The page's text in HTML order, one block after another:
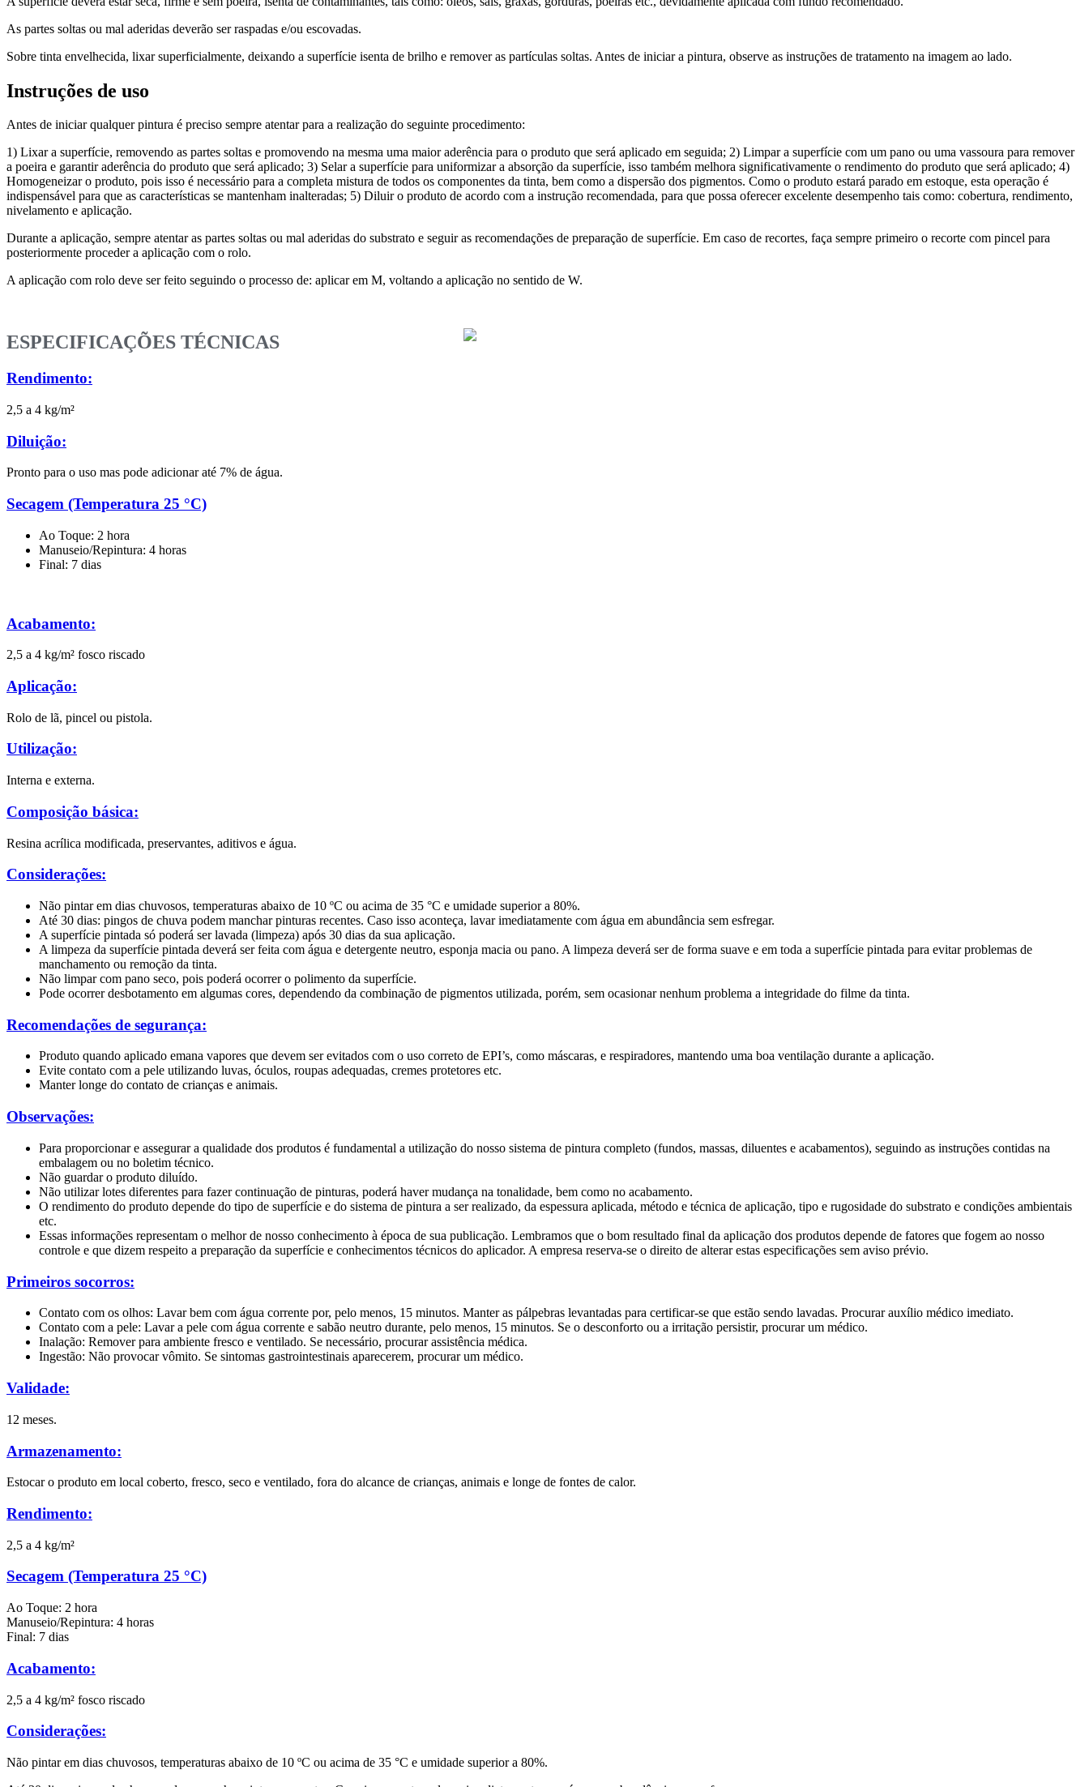
As partes soltas ou mal aderidas deverão ser raspadas e/ou escovadas.
Sobre tinta envelhecida, lixar superficialmente, deixando a superfície isenta de brilho e remover as partículas soltas. Antes de iniciar a pintura, observe as instruções de tratamento na imagem ao lado.
Instruções de uso
Antes de iniciar qualquer pintura é preciso sempre atentar para a realização do seguinte procedimento:
1) Lixar a superfície, removendo as partes soltas e promovendo na mesma uma maioraderência para o produto que será aplicado em seguida; 2) Limpar a superfície com um pano ou uma vassoura para remover
a poeira e garantir aderência do produto que será aplicado; 3) Selar a superfície para uniformizar a absorção da superfície, isso também melhora significativamente o rendimento do produto que será aplicado; 4)
Homogeneizar o produto, pois isso é necessário para a completa mistura de todos os componentes da tinta, bem como a dispersão dos pigmentos. Como o produto estará parado em estoque, esta operação é
indispensável para que as características se mantenham inalteradas; 5) Diluir o produto de acordo com a instrução recomendada, para que possa oferecer excelente desempenho tais como: cobertura, rendimento,
nivelamento e aplicação.
Durante a aplicação, sempre atentar as partes soltas ou mal aderidas do substrato e seguir as recomendações de preparação de superfície. Em caso de recortes, faça sempre primeiro o recorte com pincel para
posteriormente proceder a aplicação com o rolo.
A aplicação com rolo deve ser feito seguindo o processo de: aplicar em M, voltando a aplicação no sentido de W.
ESPECIFICAÇÕES TÉCNICAS
Rendimento:
2,5 a 4 kg/m²
Diluição:
Pronto para o uso mas pode adicionar até 7% de água.
Secagem (Temperatura 25 °C)
Ao Toque: 2 hora
Manuseio/Repintura: 4 horas
Final: 7 dias
Acabamento:
2,5 a 4 kg/m² fosco riscado
Aplicação:
Rolo de lã, pincel ou pistola.
Utilização:
Interna e externa.
Composição básica:
Resina acrílica modificada, preservantes, aditivos e água.
Considerações:
Não pintar em dias chuvosos, temperaturas abaixo de 10 ºC ou acima de 35 °C e umidade superior a 80%.
Até 30 dias: pingos de chuva podem manchar pinturas recentes. Caso isso aconteça, lavarimediatamente com água em abundância sem esfregar.
A superfície pintada só poderá ser lavada (limpeza) após 30 dias da sua aplicação.
A limpeza da superfície pintada deverá ser feita com água e detergente neutro, esponja macia ou pano. A limpeza deverá ser de forma suave e em toda a superfície pintada para evitar problemas de
manchamento ou remoção da tinta.
Não limpar com pano seco, pois poderá ocorrer o polimento da superfície.
Pode ocorrer desbotamento em algumas cores, dependendo da combinação de pigmentos utilizada, porém, sem ocasionar nenhum problema a integridade do filme da tinta.
Recomendações de segurança:
Produto quando aplicado emana vapores que devem ser evitados com o uso correto de EPI’s, como máscaras, e respiradores, mantendo uma boa ventilação durante a aplicação.
Evite contato com a pele utilizando luvas, óculos, roupas adequadas, cremes protetores etc.
Manter longe do contato de crianças e animais.
Observações:
Para proporcionar e assegurar a qualidade dos produtos é fundamental a utilização do nosso sistema de pintura completo (fundos, massas, diluentes e acabamentos), seguindo as instruções contidas na
embalagem ou no boletim técnico.
Não guardar o produto diluído.
Não utilizar lotes diferentes para fazer continuação de pinturas, poderá haver mudança na tonalidade, bem como no acabamento.
O rendimento do produto depende do tipo de superfície e do sistema de pintura a serrealizado, da espessura aplicada, método e técnica de aplicação, tipo e rugosidade do substrato e condições ambientais
etc.
Essas informações representam o melhor de nosso conhecimento à época de sua publicação. Lembramos que o bom resultado final da aplicação dos produtos depende de fatores que fogem ao nosso
controle e que dizem respeito a preparação da superfície e conhecimentos técnicos do aplicador. A empresa reserva-se o direito de alterar estas especificações sem aviso prévio.
Primeiros socorros:
Contato com os olhos: Lavar bem com água corrente por, pelo menos, 15 minutos. Manter as pálpebras levantadas para certificar-se que estão sendo lavadas. Procurar auxílio médico imediato.
Contato com a pele: Lavar a pele com água corrente e sabão neutro durante, pelo menos, 15 minutos. Se o desconforto ou a irritação persistir, procurarum médico.
Inalação: Remover para ambiente fresco e ventilado. Se necessário, procurarassistência médica.
Ingestão: Não provocar vômito. Se sintomas gastrointestinais aparecerem, procurar um médico.
Validade:
12 meses.
Armazenamento:
Estocar o produto em local coberto, fresco, seco e ventilado, fora do alcance de crianças, animais e longe de fontes de calor.
Rendimento:
2,5 a 4 kg/m²
Secagem (Temperatura 25 °C)
Ao Toque: 2 hora
Manuseio/Repintura: 4 horas
Final: 7 dias
Acabamento:
2,5 a 4 kg/m² fosco riscado
Considerações:
Não pintar em dias chuvosos, temperaturas abaixo de 10 ºC ou acima de 35 °C e umidade superior a 80%.